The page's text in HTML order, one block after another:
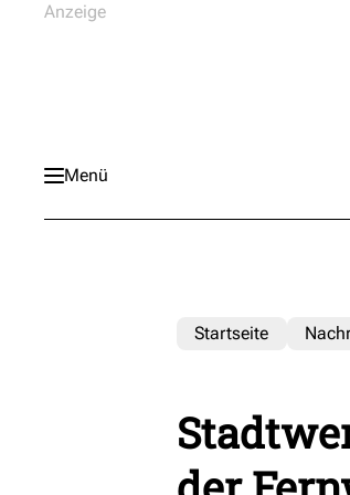
Menü
Startseite